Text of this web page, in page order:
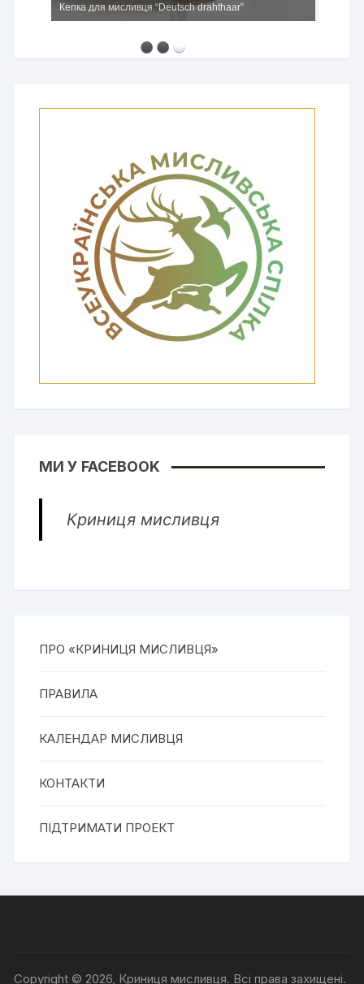
Кепка для мисливця “Deutsch drahthaar”
МИ У FACEBOOK
Криниця мисливця
ПРО «КРИНИЦЯ МИСЛИВЦЯ»
ПРАВИЛА
КАЛЕНДАР МИСЛИВЦЯ
КОНТАКТИ
ПІДТРИМАТИ ПРОЕКТ
Copyright © 2026, Криниця мисливця. Всі права захищені.